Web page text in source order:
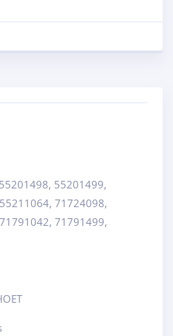
55201499,
71724098,
71791499,